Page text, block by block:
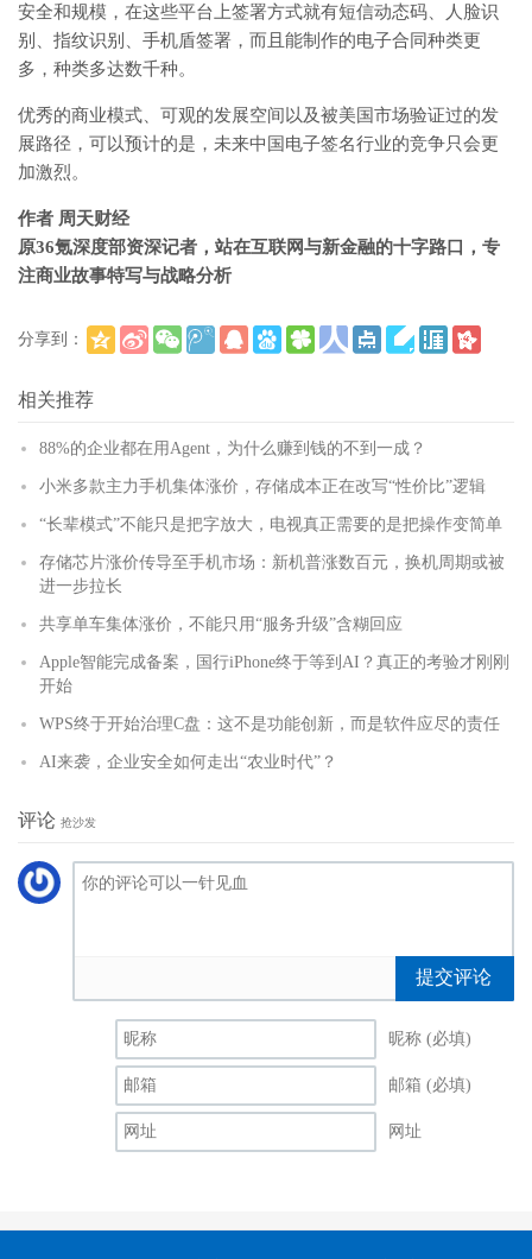
安全和规模，在这些平台上签署方式就有短信动态码、人脸识
别、指纹识别、手机盾签署，而且能制作的电子合同种类更
多，种类多达数千种。
优秀的商业模式、可观的发展空间以及被美国市场验证过的发
展路径，可以预计的是，未来中国电子签名行业的竞争只会更
加激烈。
作者 周天财经
原36氪深度部资深记者，站在互联网与新金融的十字路口，专
注商业故事特写与战略分析
分享到：
相关推荐
88%的企业都在用Agent，为什么赚到钱的不到一成？
小米多款主力手机集体涨价，存储成本正在改写“性价比”逻辑
“长辈模式”不能只是把字放大，电视真正需要的是把操作变简单
存储芯片涨价传导至手机市场：新机普涨数百元，换机周期或被
进一步拉长
共享单车集体涨价，不能只用“服务升级”含糊回应
Apple智能完成备案，国行iPhone终于等到AI？真正的考验才刚刚
开始
WPS终于开始治理C盘：这不是功能创新，而是软件应尽的责任
AI来袭，企业安全如何走出“农业时代”？
评论 抢沙发
提交评论
昵称 (必填)
邮箱 (必填)
网址